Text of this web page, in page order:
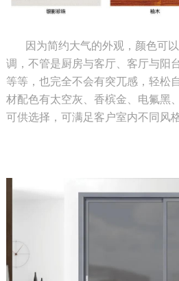
因为简约大气的外观，颜色可以
调，不管是厨房与客厅、客厅与阳
等等，也完全不会有突兀感，轻松
材配色有太空灰、香槟金、电氟黑
可供选择，可满足客户室内不同风